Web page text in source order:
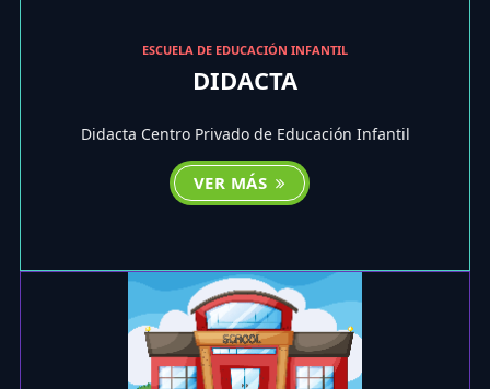
ESCUELA DE EDUCACIÓN INFANTIL
DIDACTA
Didacta Centro Privado de Educación Infantil
VER MÁS